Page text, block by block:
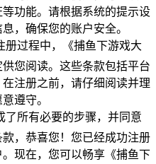
功能。请根据系统的提示设
，确保您的账户安全。
册过程中，《捕鱼下游戏大
您阅读。这些条款包括平台
注册之前，请仔细阅读并理
遵守。
了所有必要的步骤，并同意
，恭喜您！您已经成功注册
现在，您可以畅享《捕鱼下